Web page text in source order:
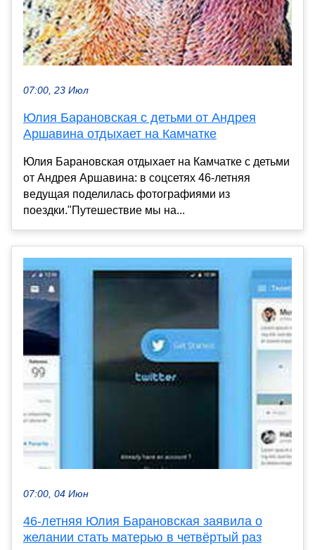
07:00, 23 Июл
Юлия Барановская с детьми от Андрея
Аршавина отдыхает на Камчатке
Юлия Барановская отдыхает на Камчатке с детьми
от Андрея Аршавина: в соцсетях 46-летняя
ведущая поделилась фотографиями из
поездки."Путешествие мы на...
07:00, 04 Июн
46-летняя Юлия Барановская заявила о
желании стать матерью в четвёртый раз